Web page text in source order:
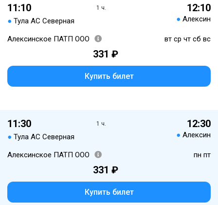
11:10
● Тула АС Северная
1 ч. 12:10
● Алексин
Алексинское ПАТП ООО вт ср чт сб вс
331 ₽
Купить билет
11:30
● Тула АС Северная
1 ч. 12:30
● Алексин
Алексинское ПАТП ООО пн пт
331 ₽
Купить билет